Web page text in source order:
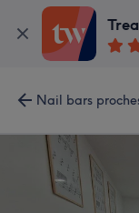
Nail bars